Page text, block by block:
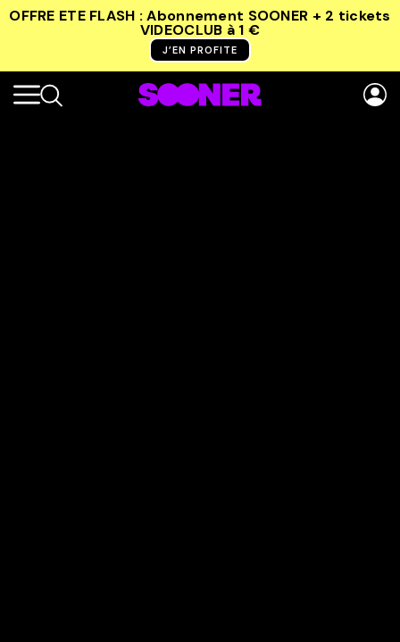
OFFRE ETE FLASH : Abonnement SOONER + 2 tickets
VIDEOCLUB à 1 €
J’EN PROFITE